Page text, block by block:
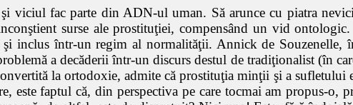
viciul fac parte din ADN-ul uman. Să arunce cu piatra
surse ale prostituţiei, compensând un vid
şi inclus într-un regim al normalităţii. Annick de Souzenelle,
a decăderii într-un discurs destul de tradiţionalist (în
la ortodoxie, admite că prostituţia minţii şi a sufletului
este faptul că, din perspectiva pe care tocmai am propus-o,